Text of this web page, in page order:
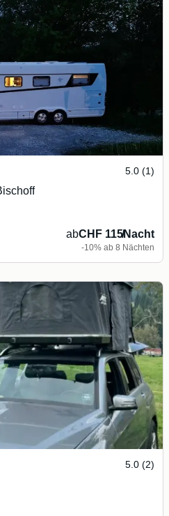
5.0 (1)
abCHF 115/Nacht
-10% ab 8 Nächten
5.0 (2)